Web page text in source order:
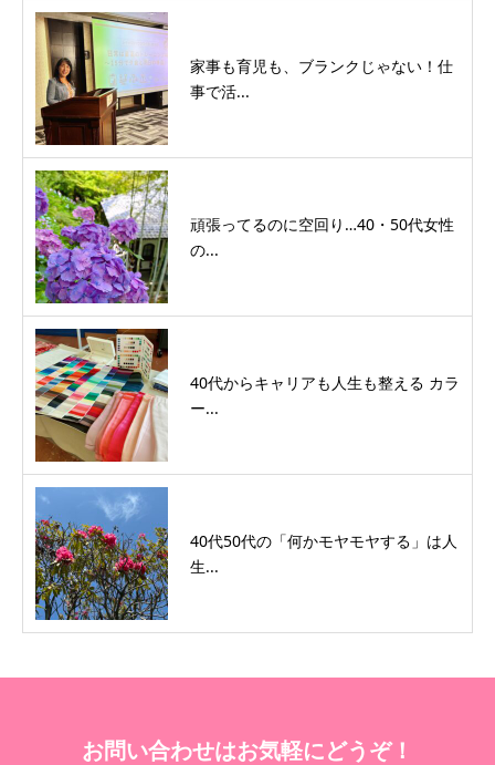
家事も育児も、ブランクじゃない！仕
事で活...
頑張ってるのに空回り…40・50代女性
の...
40代からキャリアも人生も整える カラ
ー...
40代50代の「何かモヤモヤする」は人
生...
お問い合わせはお気軽にどうぞ！